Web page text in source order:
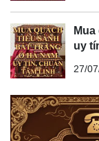
uy
27/